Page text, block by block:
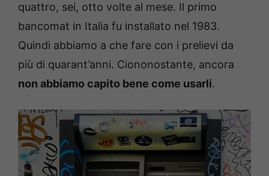
quattro, sei, otto volte al mese. Il primo
bancomat in Italia fu installato nel 1983.
Quindi abbiamo a che fare con i prelievi da
più di quarant’anni. Ciononostante, ancora
non abbiamo capito bene come usarli.